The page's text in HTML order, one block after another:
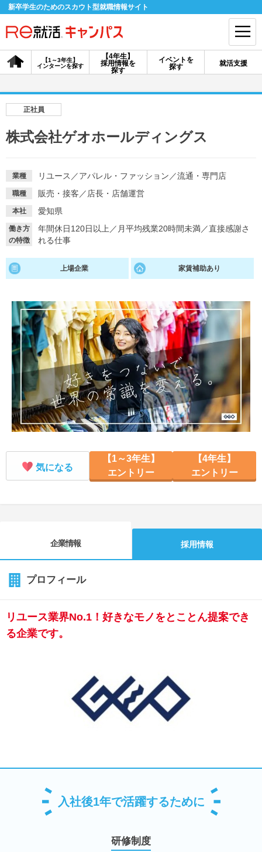
新卒学生のためのスカウト型就職情報サイト
【4年生】
採用情報を
探す
【1～3年生】
インターンを探す
イベントを
探す
就活支援
会員登録 ログイン
採用情報を探す
説明会を探す
インターンを探す
イベントを探す
就活ノウハウが満載！ お役立ち記事・相談室など
適職診断
あなたに合う仕事を診断！
就活チャンネル
動画で対策講座をチェック
就活ニュースペーパー
就活時事ニュースを更新
よくある質問
不明点があればこちら
正社員
株式会社ゲオホールディングス
業種 リユース ／アパレル・ファッション ／流通・専門店
職種 販売・接客 ／ 店長・店舗運営
本社 愛知県
働き方
の特徴
年間休日120日以上 ／ 月平均残業20時間未満／直接感謝さ
れる仕事
上場企業 家賃補助あり
気になる
【1～3年生】
エントリー
【4年生】
エントリー
企業情報 採用情報
プロフィール
リユース業界No.1！好きなモノをとことん提案でき
る企業です。
入社後1年で活躍するために
研修制度